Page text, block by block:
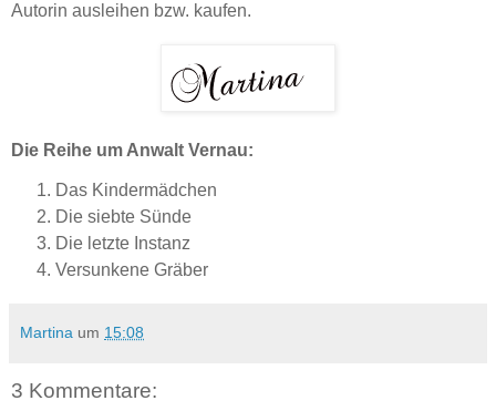
Autorin ausleihen bzw. kaufen.
Die Reihe um Anwalt Vernau:
Das Kindermädchen
Die siebte Sünde
Die letzte Instanz
Versunkene Gräber
Martina um 15:08
3 Kommentare: